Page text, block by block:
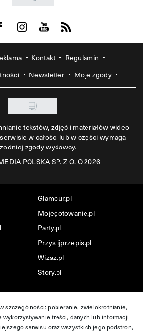
us on Facebook
Visit us on Instagram
Visit us on Youtube
Visit us on Rss
Kontakt
Regulamin
Newsletter Moje zgody
tekstów, zdjęć i materiałów wideo
w całości lub w części wymaga
zgody wydawcy.
POLSKA SP. Z O. O 2026
Glamour.pl
Mojegotowanie.pl
Party.pl
Przyslijprzepis.pl
Wizaz.pl
Story.pl
szczególności: pobieranie, zwielokrotnianie,
wykorzystywanie treści, danych lub informacji
serwisu oraz wszystkich jego podstron,